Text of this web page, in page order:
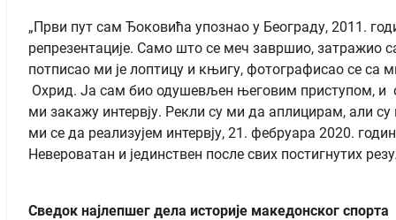
„Први пут сам Ђоковића упознао у Београду, 2011.
репрезентације. Само што се меч завршио, затражио
потписао ми је лоптицу и књигу, фотографисао се
Охрид. Ја сам био одушевљен његовим приступом, и
ми закажу интервју. Рекли су ми да аплицирам, али
ми се да реализујем интервју, 21. фебруара 2020.
Невероватан и јединствен после свих постигнутих
Сведок најлепшег дела историје македонског спорта